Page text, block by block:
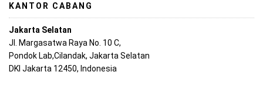
KANTOR CABANG
Jakarta Selatan
Jl. Margasatwa Raya No. 10 C,
Pondok Lab,Cilandak, Jakarta Selatan
DKI Jakarta 12450, Indonesia